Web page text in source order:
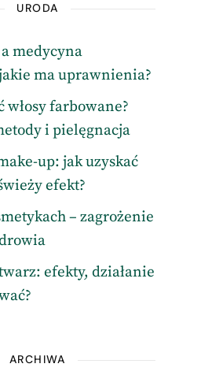
URODA
medycyna
ma uprawnienia?
włosy farbowane?
i pielęgnacja
up: jak uzyskać
efekt?
– zagrożenie
efekty, działanie
ARCHIWA